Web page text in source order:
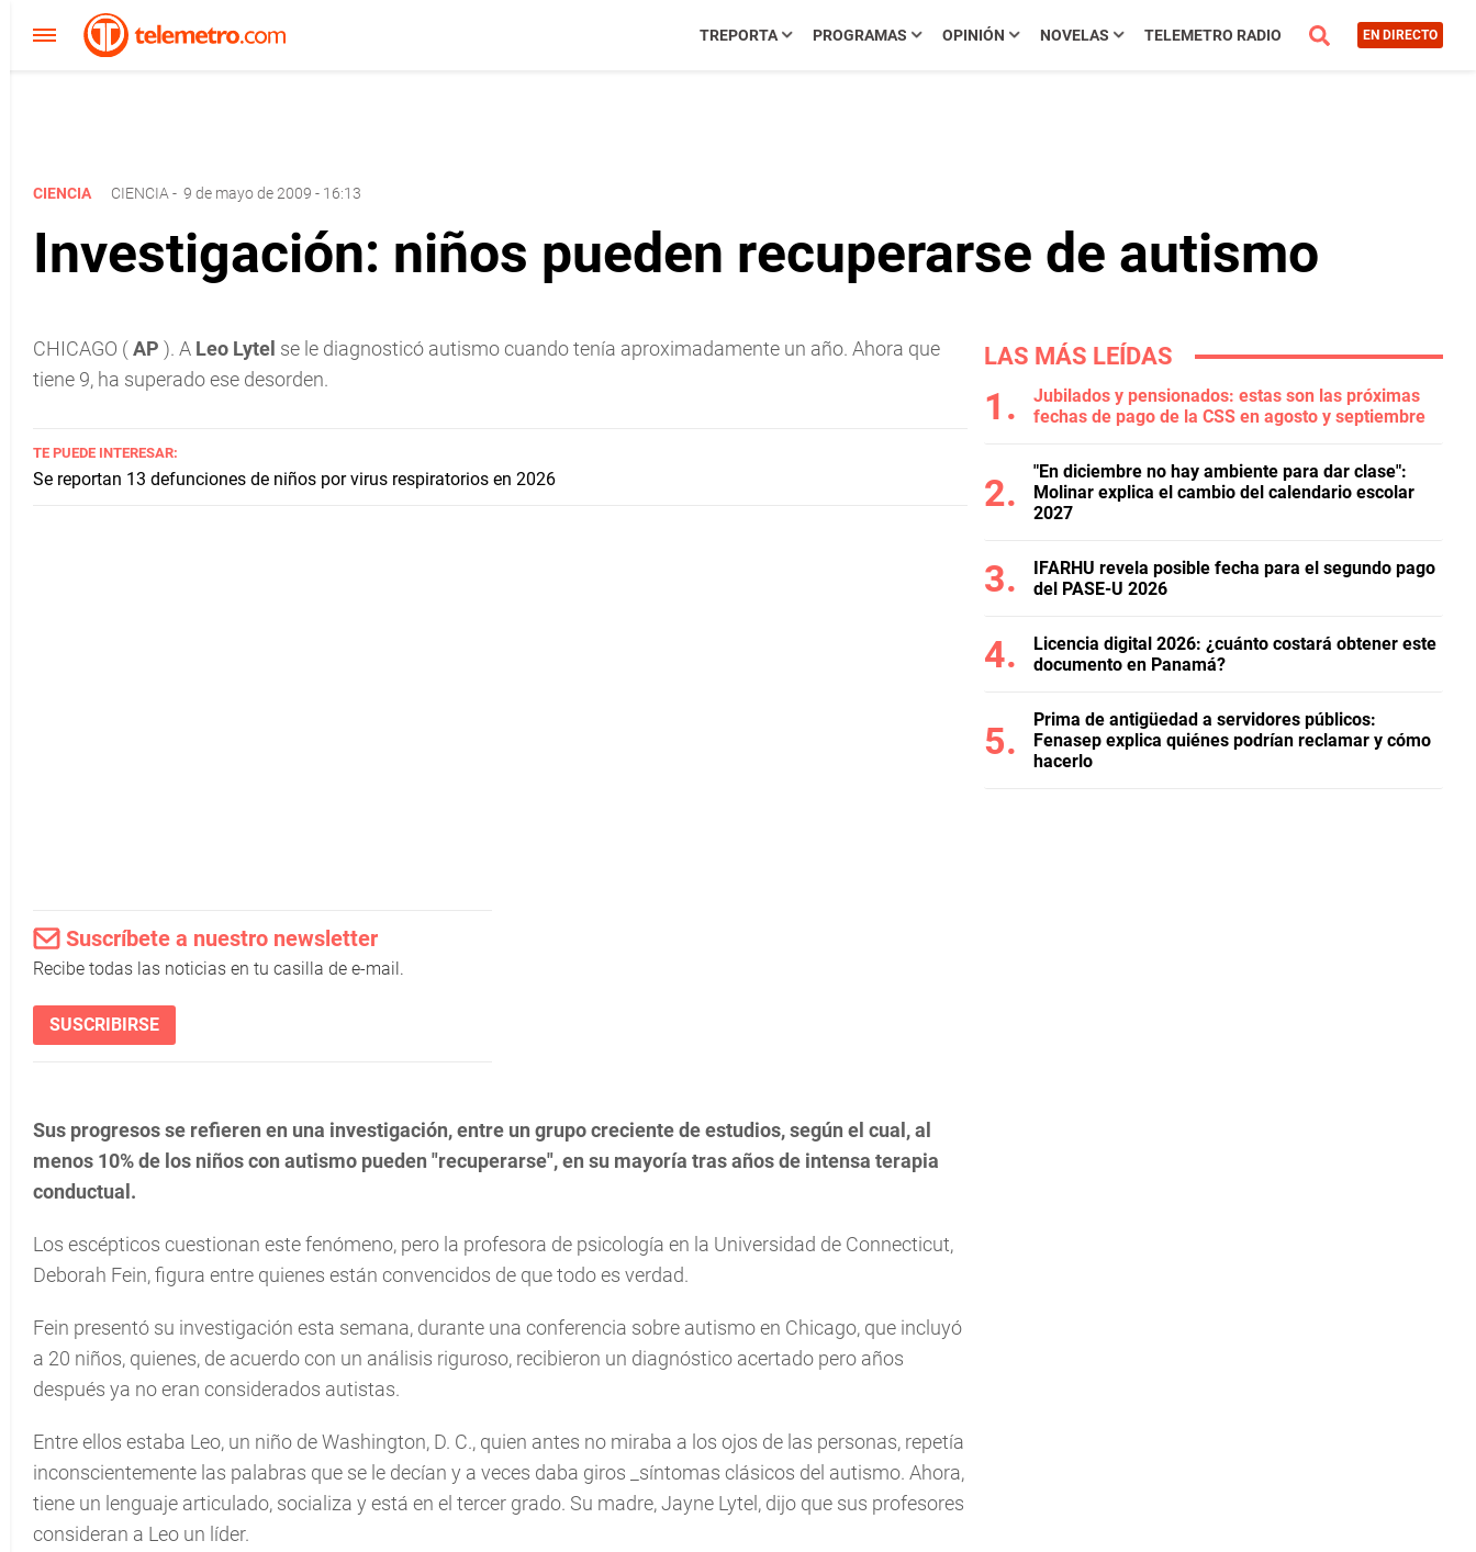
TREPORTA PROGRAMAS OPINIÓN NOVELAS TELEMETRO RADIO EN DIRECTO
CIENCIA CIENCIA - 9 de mayo de 2009 - 16:13
Investigación: niños pueden recuperarse de autismo
CHICAGO (AP ). A Leo Lytel se le diagnosticó autismo cuando tenía aproximadamente un año. Ahora que
tiene 9, ha superado ese desorden.
TE PUEDE INTERESAR:
Se reportan 13 defunciones de niños por virus respiratorios en 2026
Suscríbete a nuestro newsletter
Recibe todas las noticias en tu casilla de e-mail.
SUSCRIBIRSE
Sus progresos se refieren en una investigación, entre un grupo creciente de estudios, según el cual, al
menos 10% de los niños con autismo pueden "recuperarse", en su mayoría tras años de intensa terapia
conductual.
Los escépticos cuestionan este fenómeno, pero la profesora de psicología en la Universidad de Connecticut,
Deborah Fein, figura entre quienes están convencidos de que todo es verdad.
Fein presentó su investigación esta semana, durante una conferencia sobre autismo en Chicago, que incluyó
a 20 niños, quienes, de acuerdo con un análisis riguroso, recibieron un diagnóstico acertado pero años
después ya no eran considerados autistas.
Entre ellos estaba Leo, un niño de Washington, D. C., quien antes no miraba a los ojos de las personas, repetía
inconscientemente las palabras que se le decían y a veces daba giros _síntomas clásicos del autismo. Ahora,
tiene un lenguaje articulado, socializa y está en el tercer grado. Su madre, Jayne Lytel, dijo que sus profesores
consideran a Leo un líder.
LAS MÁS LEÍDAS
Jubilados y pensionados: estas son las próximas
fechas de pago de la CSS en agosto y septiembre
"En diciembre no hay ambiente para dar clase":
Molinar explica el cambio del calendario escolar
2027
IFARHU revela posible fecha para el segundo pago
del PASE-U 2026
Licencia digital 2026: ¿cuánto costará obtener este
documento en Panamá?
Prima de antigüedad a servidores públicos:
Fenasep explica quiénes podrían reclamar y cómo
hacerlo